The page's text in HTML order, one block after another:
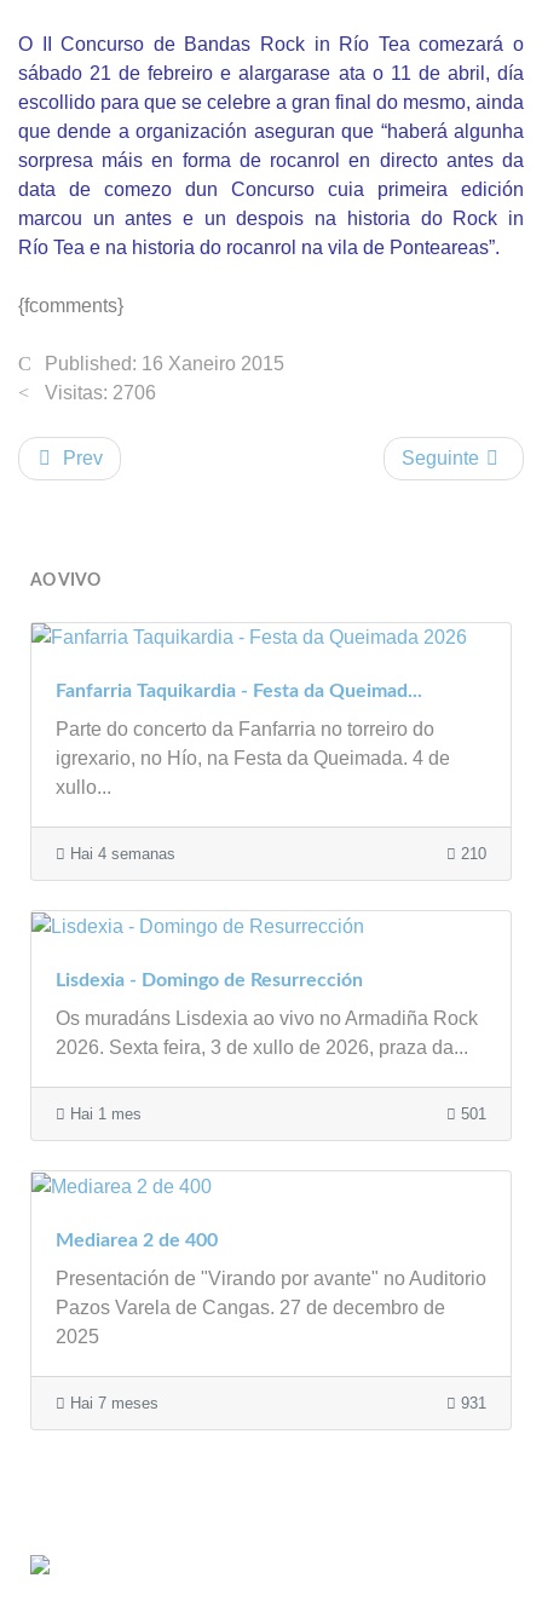
O II Concurso de Bandas Rock in Río Tea comezará o
sábado 21de febreiro e alargarase ata o 11 de abril, día
escollido para que se celebre a gran final do mesmo, ainda
que dende a organización aseguran que “haberá algunha
sorpresa máis en forma de rocanrolen directo antes da
data de comezo dun Concurso cuia primeira edición
marcou un antes e un despois na historia do Rock in
Río Tea e na historia do rocanrol na vila de Ponteareas”.
{fcomments}
Published: 16 Xaneiro 2015
Visitas: 2706
Prev Seguinte
AO VIVO
Fanfarria Taquikardia - Festa da Queimad...
Parte do concerto da Fanfarria no torreiro do
igrexario, no Hío, na Festa da Queimada. 4 de
xullo...
Hai 4 semanas 210
Lisdexia - Domingo de Resurrección
Os muradáns Lisdexia ao vivo no Armadiña Rock
2026. Sexta feira, 3 de xullo de 2026, praza da...
Hai 1 mes 501
Mediarea 2 de 400
Presentación de "Virando por avante" no Auditorio
Pazos Varela de Cangas. 27 de decembro de
2025
Hai 7 meses 931